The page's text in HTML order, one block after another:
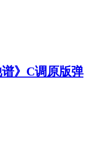
》C调原版弹